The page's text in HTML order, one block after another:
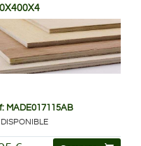
MADE017115AB
DISPONIBLE